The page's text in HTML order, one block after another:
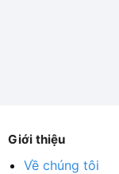
Giới thiệu
Về chúng tôi